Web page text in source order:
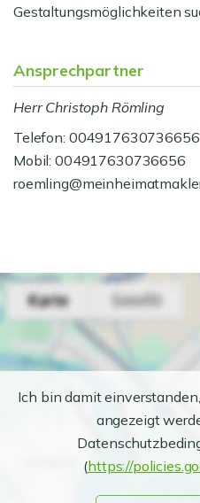
Gestaltungsmöglichkeiten
Ansprechpartner
Herr Christoph Römling
Telefon: 004917630736656
Mobil: 004917630736656
Ich bin damit
angezeigt
(https://